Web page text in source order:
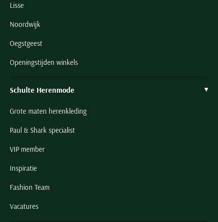
Lisse
Noordwijk
Oegstgeest
Openingstijden winkels
Schulte Herenmode
Grote maten herenkleding
Paul & Shark specialist
VIP member
Inspiratie
Fashion Team
Vacatures